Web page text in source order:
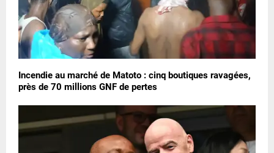
Incendie au marché de Matoto : cinq boutiques ravagées,
près de 70 millions GNF de pertes